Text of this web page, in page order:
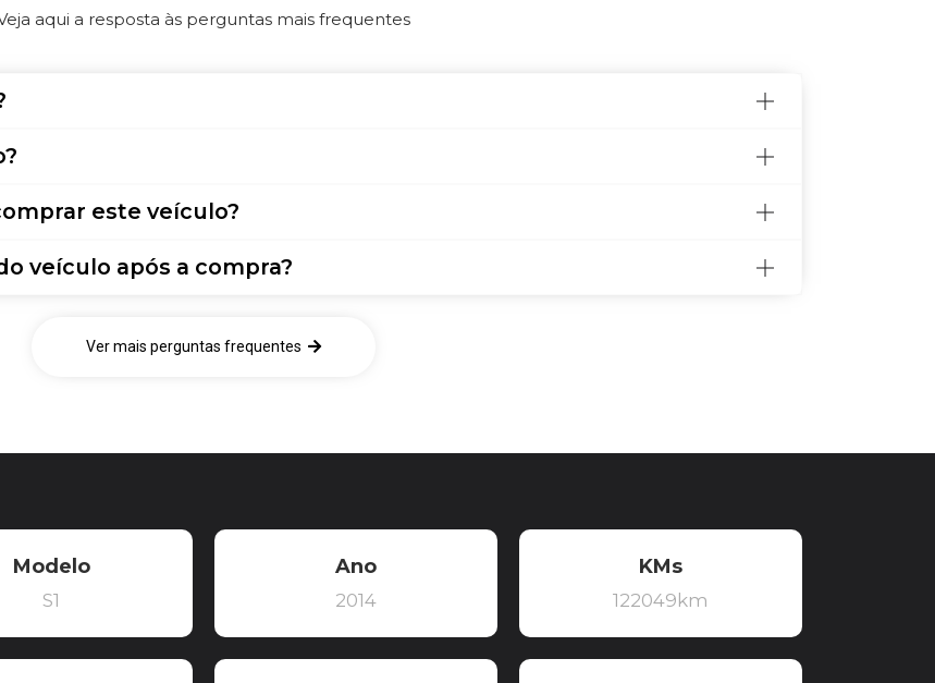
aqui a resposta às perguntas mais frequentes
este veículo?
veículo após a compra?
Ver mais perguntas frequentes
Modelo
S1
Ano
2014
KMs
122049km